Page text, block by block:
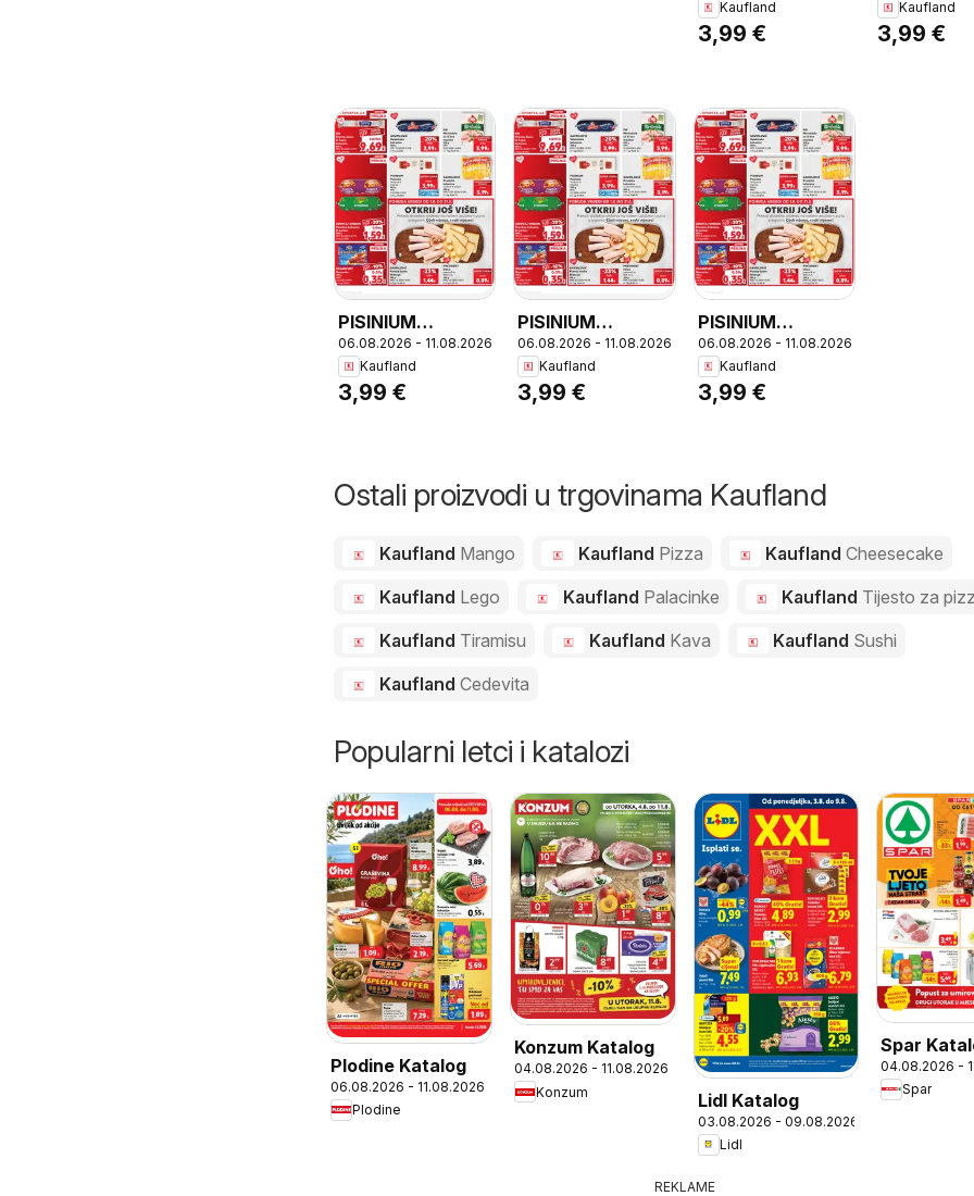
ili istarska,
PISINIUM
Kaufland
3,99 €
ili istarska,
PISINIUM
Kaufland
3,99 €
PISINIUM
Panceta dimljena
ili istarska,
PISINIUM
06.08.2026 - 11.08.2026
Kaufland
3,99 €
PISINIUM
Panceta dimljena
ili istarska,
PISINIUM
06.08.2026 - 11.08.2026
Kaufland
3,99 €
PISINIUM
Panceta dimljena
ili istarska,
PISINIUM
06.08.2026 - 11.08.2026
Kaufland
3,99 €
Ostali proizvodi u trgovinama Kaufland
Kaufland Mango Kaufland Pizza KauflandCheesecake
Kaufland Lego Kaufland Palacinke Kaufland Tijesto za
Kaufland Tiramisu Kaufland Kava Kaufland Sushi
Kaufland Cedevita
Popularni letci i katalozi
Plodine Katalog
06.08.2026 - 11.08.2026
Plodine
Konzum Katalog
04.08.2026 - 11.08.2026
Konzum
Lidl Katalog
03.08.2026 - 09.08.2026
Lidl
Spar
04.08.2026 -
Spar
REKLAME